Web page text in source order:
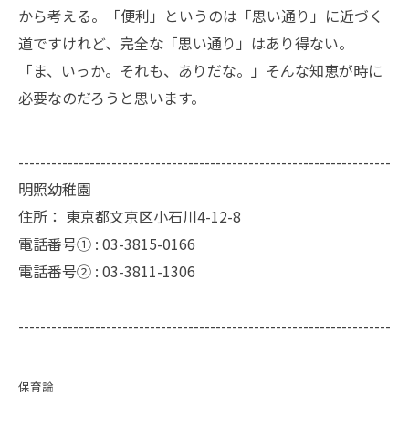
から考える。「便利」というのは「思い通り」に近づく
道ですけれど、完全な「思い通り」はあり得ない。
「ま、いっか。それも、ありだな。」そんな知恵が時に
必要なのだろうと思います。
--------------------------------------------------------------------
明照幼稚園
住所： 東京都文京区小石川4-12-8
電話番号① : 03-3815-0166
電話番号② : 03-3811-1306
--------------------------------------------------------------------
保育論